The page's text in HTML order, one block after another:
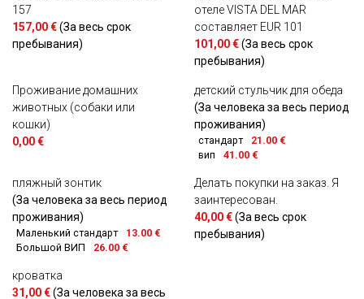
157
157,00 €(За весь срок
пребывания)
отеле VISTA DEL MAR
составляет EUR 101
101,00 €(За весь срок
пребывания)
Проживание домашних
животных (собаки или
кошки)
0,00 €
детский стульчик для обеда
(За человека за весь период
проживания)
стандарт
21.00 €
вип
41.00 €
пляжный зонтик
(За человека за весь период
проживания)
Маленький стандарт
13.00 €
Большой ВИП
26.00 €
Делать покупки на заказ. Я
заинтересован.
40,00 €(За весь срок
пребывания)
кроватка
31,00 €(За человека за весь